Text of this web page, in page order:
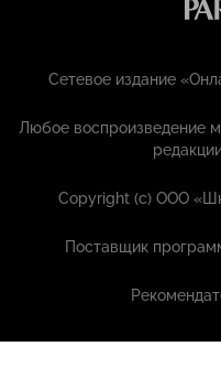
Сетевое издание
Любое воспроизведение
Copyright (с) ООО
Поставщик